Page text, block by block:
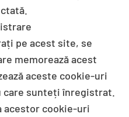
pe acest site, se
memorează acest
aceste cookie-uri
care sunteți înregistrat.
acestor cookie-uri